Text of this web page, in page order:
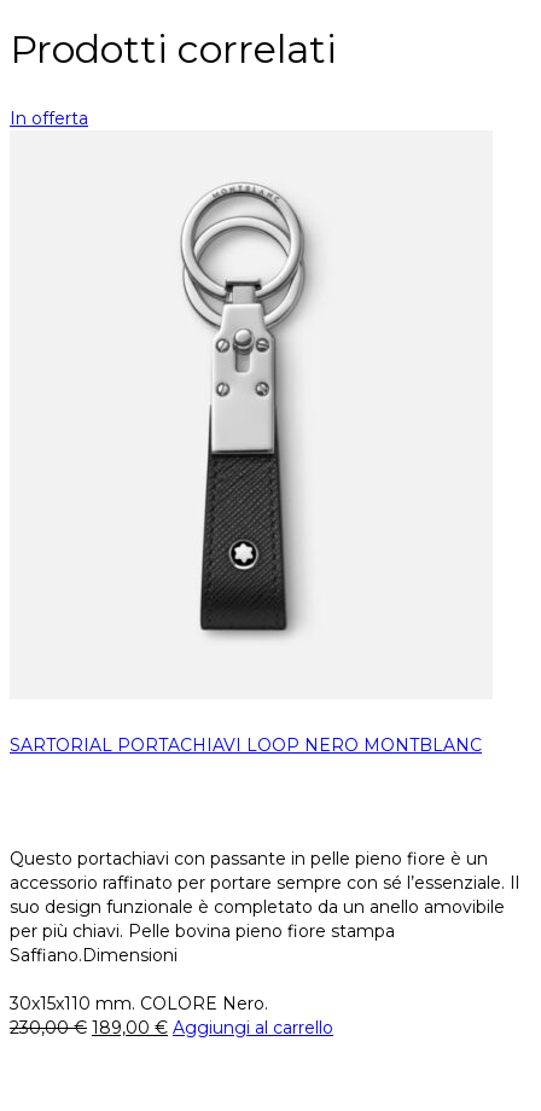
Prodotti correlati
In offerta
SARTORIAL PORTACHIAVI LOOP NERO MONTBLANC
Questo portachiavi con passante in pelle pieno fiore è un
accessorio raffinato per portare sempre con sé l’essenziale. Il
suo design funzionale è completato da un anello amovibile
per più chiavi. Pelle bovina pieno fiore stampa
Saffiano.Dimensioni
30x15x110 mm. COLORE Nero.
230,00€ 189,00 € Aggiungi al carrello